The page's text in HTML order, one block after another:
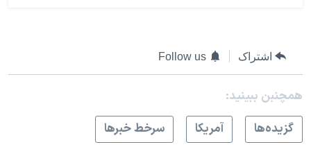
اشتراک Follow us
همچنبن ببینید:
گزيده‌ها
آمريکا سرخط خبرها